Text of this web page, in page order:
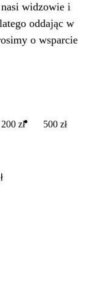
widzowie i
oddając w
o wsparcie
200 zł 500 zł